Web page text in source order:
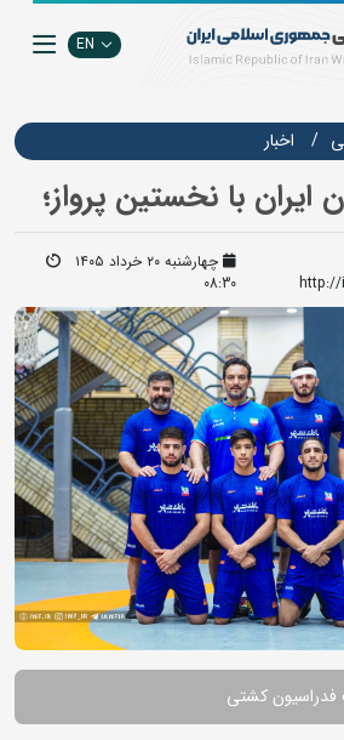
EN
اخبار
ایران با نخستین پرواز؛
http://
چهارشنبه ۲۰ خرداد ۱۴۰۵
08:30
فدراسیون کشتی